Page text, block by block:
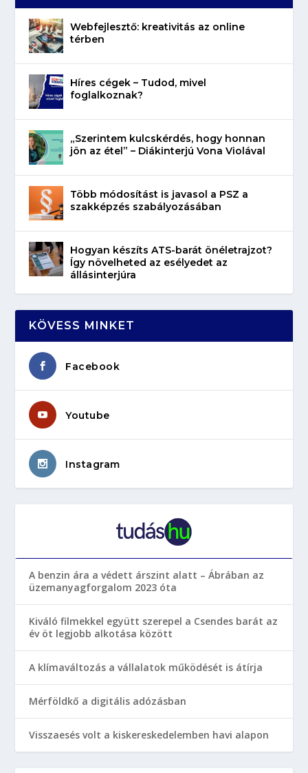
Webfejlesztő: kreativitás az online
térben
Híres cégek – Tudod, mivel
foglalkoznak?
„Szerintem kulcskérdés, hogy honnan
jön az étel” – Diákinterjú Vona Violával
Több módosítást is javasol a PSZ a
szakképzés szabályozásában
Hogyan készíts ATS-barát önéletrajzot?
Így növelheted az esélyedet az
állásinterjúra
KÖVESS MINKET
Facebook
Youtube
Instagram
A benzin ára a védett árszint alatt – Ábrában az
üzemanyagforgalom 2023 óta
Kiváló filmekkel együtt szerepel a Csendes barát az
év öt legjobb alkotása között
A klímaváltozás a vállalatok működését is átírja
Mérföldkő a digitális adózásban
Visszaesés volt a kiskereskedelemben havi alapon